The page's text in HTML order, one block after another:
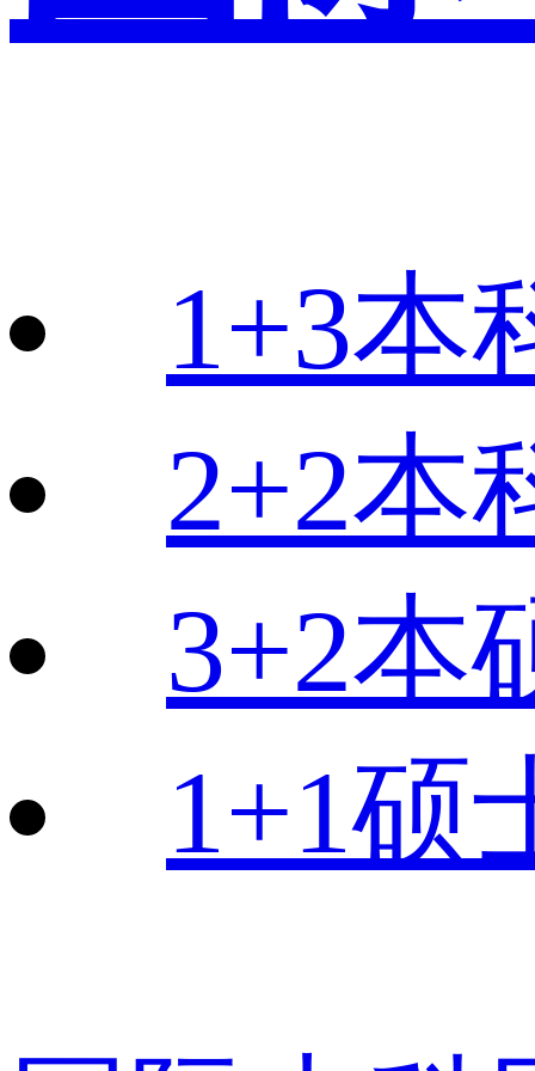
1+3本
2+2本
3+2本
1+1硕